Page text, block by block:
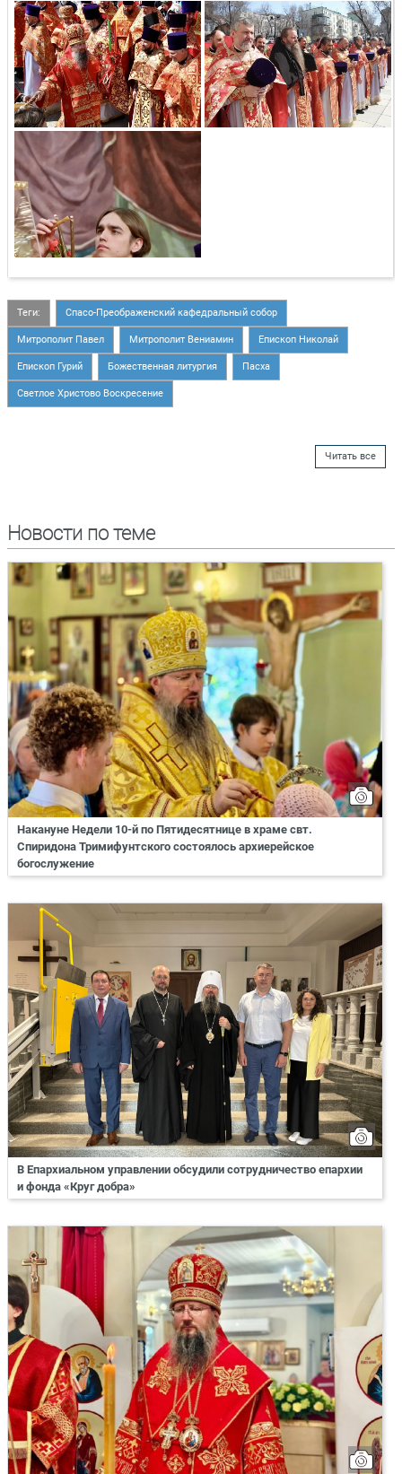
Теги: Спасо-Преображенский кафедральный собор
Митрополит Павел Митрополит Вениамин Епископ Николай
Епископ Гурий Божественная литургия Пасха
Светлое Христово Воскресение
Читать все
Новости по теме
Накануне Недели 10-й по Пятидесятнице в храме свт.
Спиридона Тримифунтского состоялось архиерейское
богослужение
В Епархиальном управлении обсудили сотрудничество епархии
и фонда «Круг добра»